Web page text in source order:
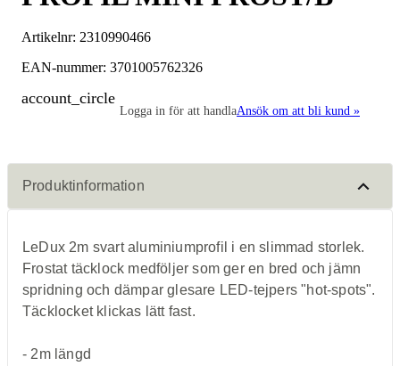
Artikelnr: 2310990466
EAN-nummer: 3701005762326
account_circle
Logga in för att handlaAnsök om att bli kund »
Produktinformation
LeDux 2m svart aluminiumprofil i en slimmad storlek.
Frostat täcklock medföljer som ger en bred och jämn
spridning och dämpar glesare LED-tejpers "hot-spots".
Täcklocket klickas lätt fast.
- 2m längd